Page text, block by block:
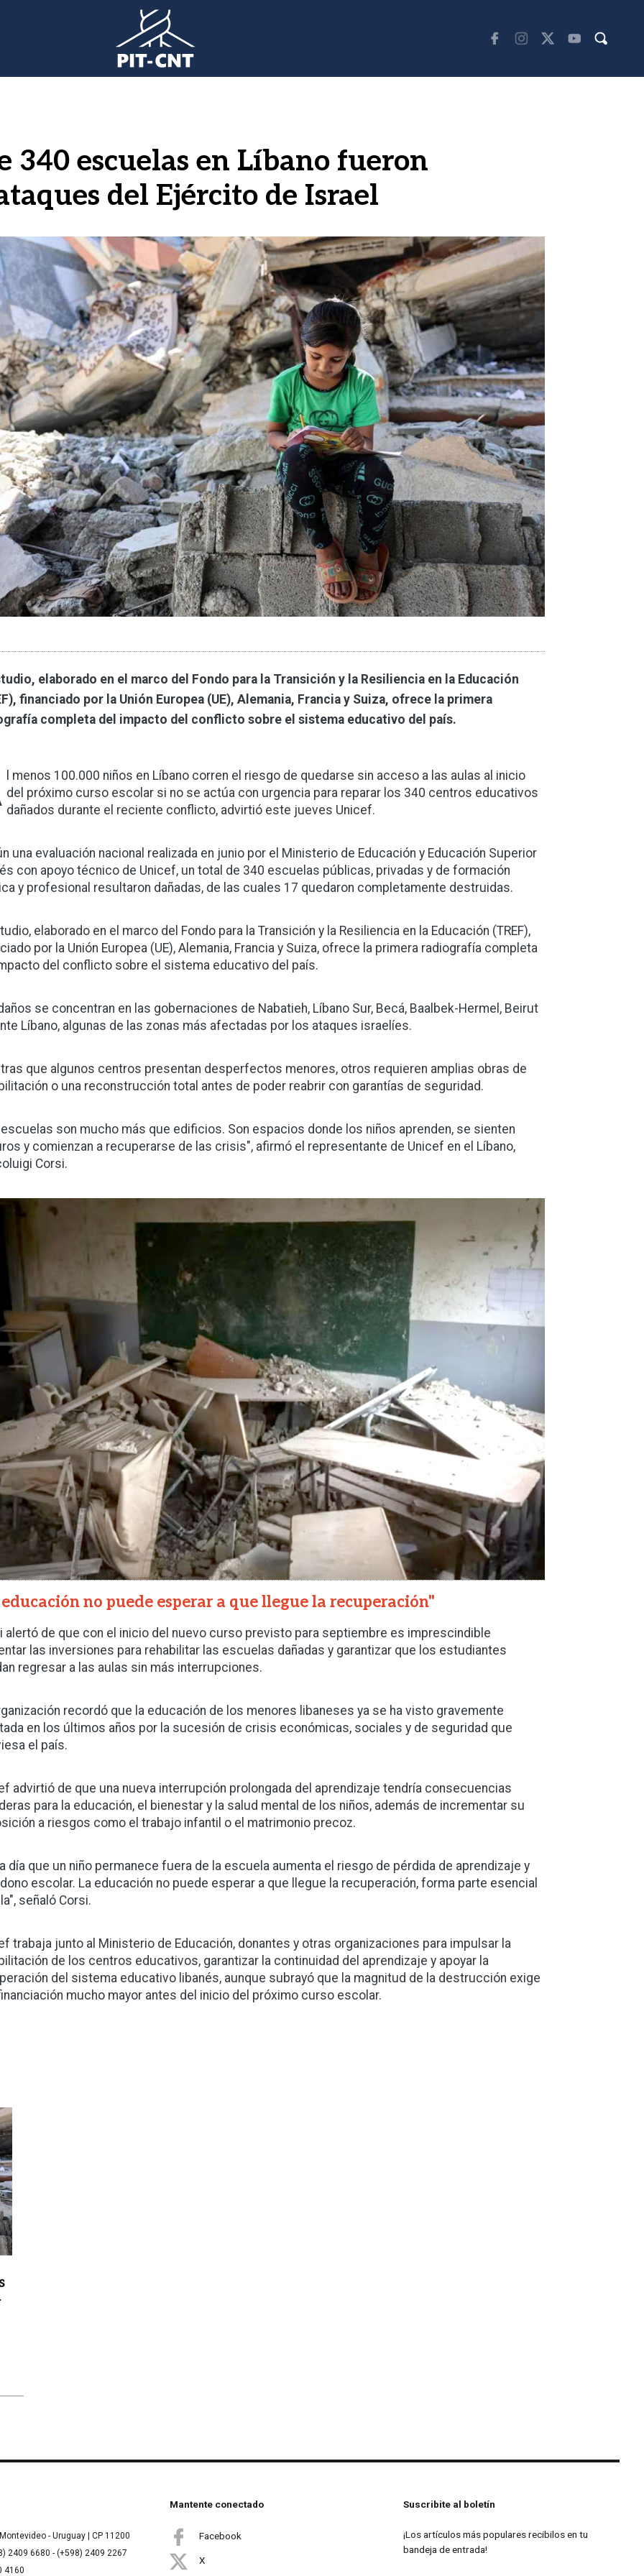
340 escuelas en Líbano fueron
del Ejército de Israel
elaborado en el marco del Fondo para la Transición y la Resiliencia en la Educación
financiado por la Unión Europea (UE), Alemania, Francia y Suiza, ofrece la primera
completa del impacto del conflicto sobre el sistema educativo del país.
l menos 100.000 niños en Líbano corren el riesgo de quedarse sin acceso a las aulas al inicio
del próximo curso escolar si no se actúa con urgencia para reparar los 340 centros educativos
dañados durante el reciente conflicto, advirtió este jueves Unicef.
una evaluación nacional realizada en junio por el Ministerio de Educación y Educación Superior
con apoyo técnico de Unicef, un total de 340 escuelas públicas, privadas y de formación
y profesional resultaron dañadas, de las cuales 17 quedaron completamente destruidas.
elaborado en el marco del Fondo para la Transición y la Resiliencia en la Educación (TREF),
por la Unión Europea (UE), Alemania, Francia y Suiza, ofrece la primera radiografía completa
del conflicto sobre el sistema educativo del país.
se concentran en las gobernaciones de Nabatieh, Líbano Sur, Becá, Baalbek-Hermel, Beirut
Líbano, algunas de las zonas más afectadas por los ataques israelíes.
que algunos centros presentan desperfectos menores, otros requieren amplias obras de
o una reconstrucción total antes de poder reabrir con garantías de seguridad.
son mucho más que edificios. Son espacios donde los niños aprenden, se sienten
y comienzan a recuperarse de las crisis", afirmó el representante de Unicef en el Líbano,
Corsi.
no puede esperar a que llegue la recuperación"
alertó de que con el inicio del nuevo curso previsto para septiembre es imprescindible
las inversiones para rehabilitar las escuelas dañadas y garantizar que los estudiantes
regresar a las aulas sin más interrupciones.
recordó que la educación de los menores libaneses ya se ha visto gravemente
en los últimos años por la sucesión de crisis económicas, sociales y de seguridad que
el país.
advirtió de que una nueva interrupción prolongada del aprendizaje tendría consecuencias
para la educación, el bienestar y la salud mental de los niños, además de incrementar su
a riesgos como el trabajo infantil o el matrimonio precoz.
día que un niño permanece fuera de la escuela aumenta el riesgo de pérdida de aprendizaje y
escolar. La educación no puede esperar a que llegue la recuperación, forma parte esencial
señaló Corsi.
trabaja junto al Ministerio de Educación, donantes y otras organizaciones para impulsar la
de los centros educativos, garantizar la continuidad del aprendizaje y apoyar la
del sistema educativo libanés, aunque subrayó que la magnitud de la destrucción exige
mucho mayor antes del inicio del próximo curso escolar.
- Uruguay | CP 11200
2409 6680 - (+598) 2409 2267
4160
Mantente conectado
Facebook
X
Suscribite al boletín
¡Los artículos más populares recibilos en tu
bandeja de entrada!